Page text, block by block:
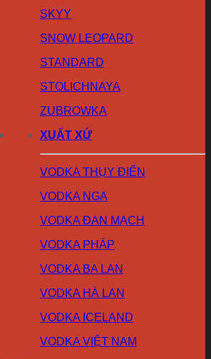
SKYY
SNOW LEOPARD
STANDARD
STOLICHNAYA
ZUBROWKA
XUẤT XỨ
VODKA THỤY ĐIỂN
VODKA NGA
VODKA ĐAN MẠCH
VODKA PHÁP
VODKA BA LAN
VODKA HÀ LAN
VODKA ICELAND
VODKA VIỆT NAM